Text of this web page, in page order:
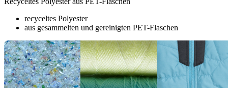
recyceltes Polyester
aus gesammelten und gereinigten PET-Flaschen